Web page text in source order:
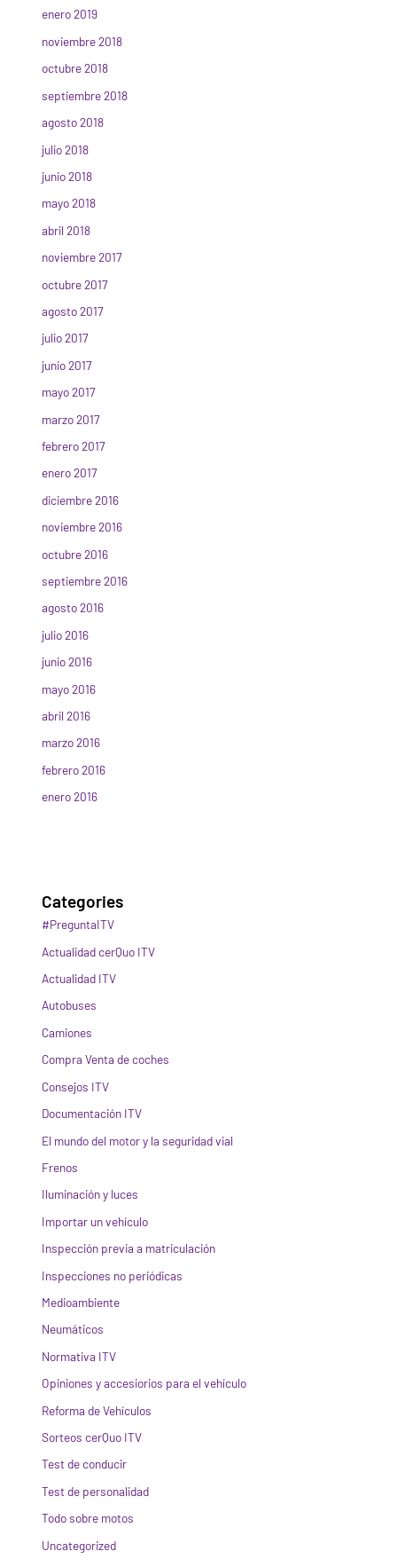
enero 2019
noviembre 2018
octubre 2018
septiembre 2018
agosto 2018
julio 2018
junio 2018
mayo 2018
abril 2018
noviembre 2017
octubre 2017
agosto 2017
julio 2017
junio 2017
mayo 2017
marzo 2017
febrero 2017
enero 2017
diciembre 2016
noviembre 2016
octubre 2016
septiembre 2016
agosto 2016
julio 2016
junio 2016
mayo 2016
abril 2016
marzo 2016
febrero 2016
enero 2016
Categories
#PreguntaITV
Actualidad cerQuo ITV
Actualidad ITV
Autobuses
Camiones
Compra Venta de coches
Consejos ITV
Documentación ITV
El mundo del motor y la seguridad vial
Frenos
Iluminación y luces
Importar un vehículo
Inspección previa a matriculación
Inspecciones no periódicas
Medioambiente
Neumáticos
Normativa ITV
Opiniones y accesiorios para el vehículo
Reforma de Vehículos
Sorteos cerQuo ITV
Test de conducir
Test de personalidad
Todo sobre motos
Uncategorized